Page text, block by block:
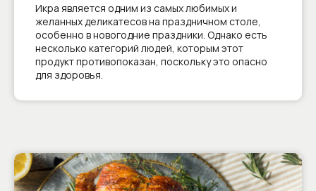
Икра является одним из самых любимых и
желанных деликатесов на праздничном столе,
особенно в новогодние праздники. Однако есть
несколько категорий людей, которым этот
продукт противопоказан, поскольку это опасно
для здоровья.